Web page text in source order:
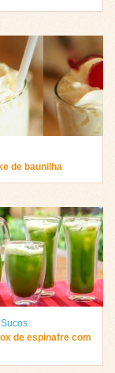
de baunilha
Sucos
de espinafre com